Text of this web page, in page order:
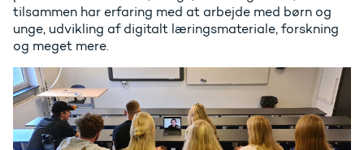
tilsammen har erfaring med at arbejde med børn og
unge, udvikling af digitalt læringsmateriale, forskning
og meget mere.